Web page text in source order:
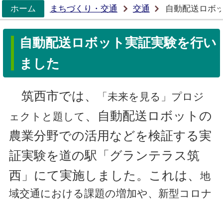
ホーム
まちづくり・交通 交通 自動配送ロボ
自動配送ロボット実証実験を行い
ました
筑西市では、
「未来を見る」プロジ
ェクトと題して 、自動配送ロボットの
農業分野での活用などを検証する実
証実験を道の駅「グランテラス筑
西」にて実施しました。これは、
地
域交通における課題の増加や、新型コロナ